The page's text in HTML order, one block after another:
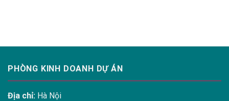
PHÒNG KINH DOANH DỰ ÁN
Địa chỉ: Hà Nội